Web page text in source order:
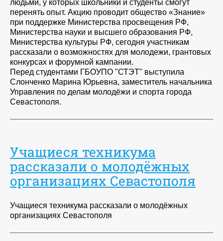
людьми, у которых школьники и студенты смогут
перенять опыт. Акцию проводит общество «Знание»
при поддержке Министерства просвещения РФ,
Министерства науки и высшего образования РФ,
Министерства культуры РФ, сегодня участникам
рассказали о возможностях для молодежи, грантовых
конкурсах и форумной кампании.
Перед студентами ГБОУПО "СТЭТ" выступила
Слонченко Марина Юрьевна, заместитель начальника
Управления по делам молодёжи и спорта города
Севастополя.
Учащиеся техникума
рассказали о молодёжных
организациях Севастополя
Учащиеся техникума рассказали о молодёжных
организациях Севастополя